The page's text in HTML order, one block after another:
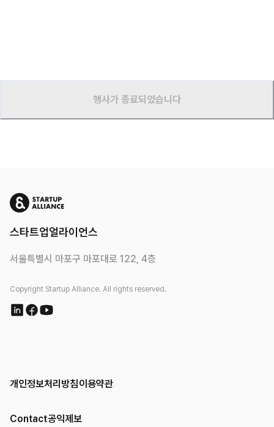
행사가 종료되었습니다
스타트업얼라이언스
서울특별시 마포구 마포대로 122, 4층
Copyright Startup Alliance. All rights reserved.
개인정보처리방침이용약관
Contact공익제보